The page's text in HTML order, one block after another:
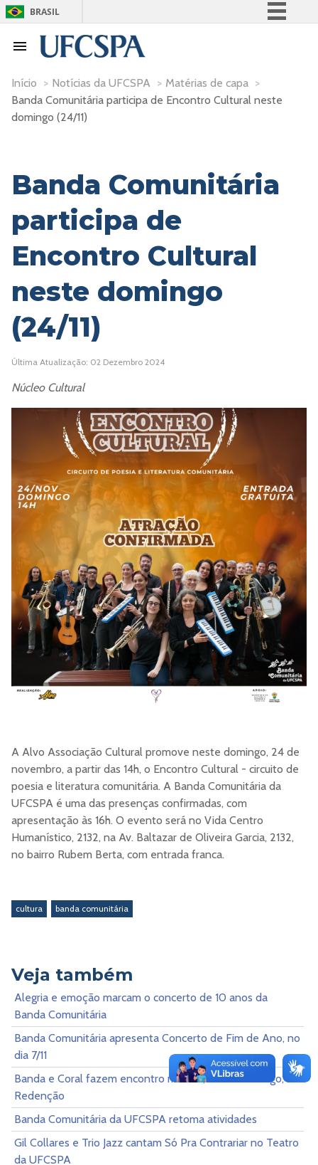
BRASIL
Participe
Acesso à informação
Início > Notícias da UFCSPA > Matérias de capa >
Banda Comunitária participa de Encontro Cultural neste
domingo (24/11)
Banda Comunitária
participa de
Encontro Cultural
neste domingo
(24/11)
Última Atualização: 02 Dezembro 2024
Núcleo Cultural
A Alvo Associação Cultural promove neste domingo, 24 de
novembro, a partir das 14h, o Encontro Cultural - circuito de
poesia e literatura comunitária. A Banda Comunitária da
UFCSPA é uma das presenças confirmadas, com
apresentação às 16h. O evento será no Vida Centro
Humanístico, 2132, na Av. Baltazar de Oliveira Garcia, 2132,
no bairro Rubem Berta, com entrada franca.
cultura banda comunitária
Veja também
Alegria e emoção marcam o concerto de 10 anos da
Banda Comunitária
Banda Comunitária apresenta Concerto de Fim de Ano, no
dia 7/11
Banda e Coral fazem encontro musical, neste domingo, na
Redenção
Banda Comunitária da UFCSPA retoma atividades
Gil Collares e Trio Jazz cantam Só Pra Contrariar no Teatro
da UFCSPA